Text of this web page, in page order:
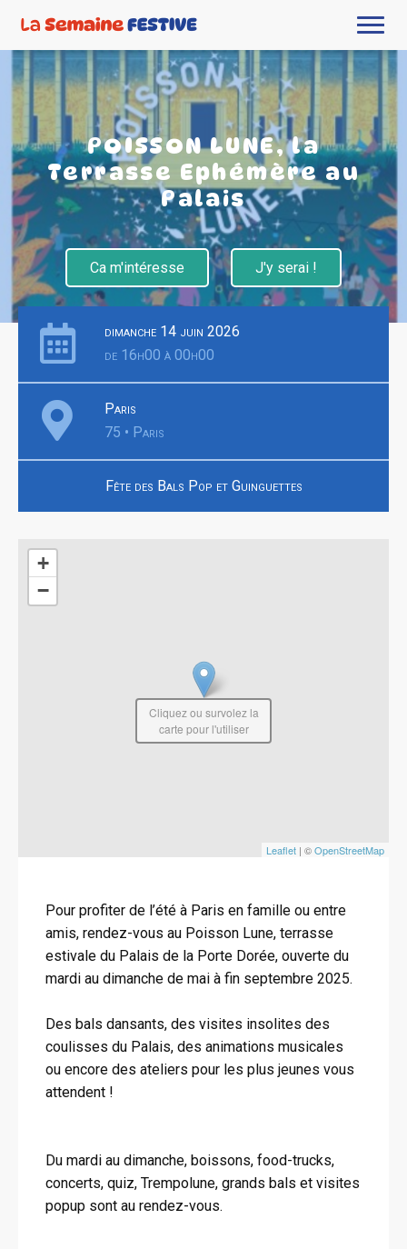
POISSON LUNE, la
Terrasse Ephémère au
Palais
Ca m'intéresse J'y serai !
dimanche 14 juin 2026
de 16h00 à 00h00
Paris
75 • Paris
Fête des Bals Pop et Guinguettes
+
−
Leaflet | ©OpenStreetMap
Cliquez ou survolez la
carte pour l'utiliser
Pour profiter de l’été à Paris en famille ou entre
amis, rendez-vous au Poisson Lune, terrasse
estivale du Palais de la Porte Dorée, ouverte du
mardi au dimanche de mai à fin septembre 2025.
Des bals dansants, des visites insolites des
coulisses du Palais, des animations musicales
ou encore des ateliers pour les plus jeunes vous
attendent !
Du mardi au dimanche, boissons, food-trucks,
concerts, quiz, Trempolune, grands bals et visites
popup sont au rendez-vous.